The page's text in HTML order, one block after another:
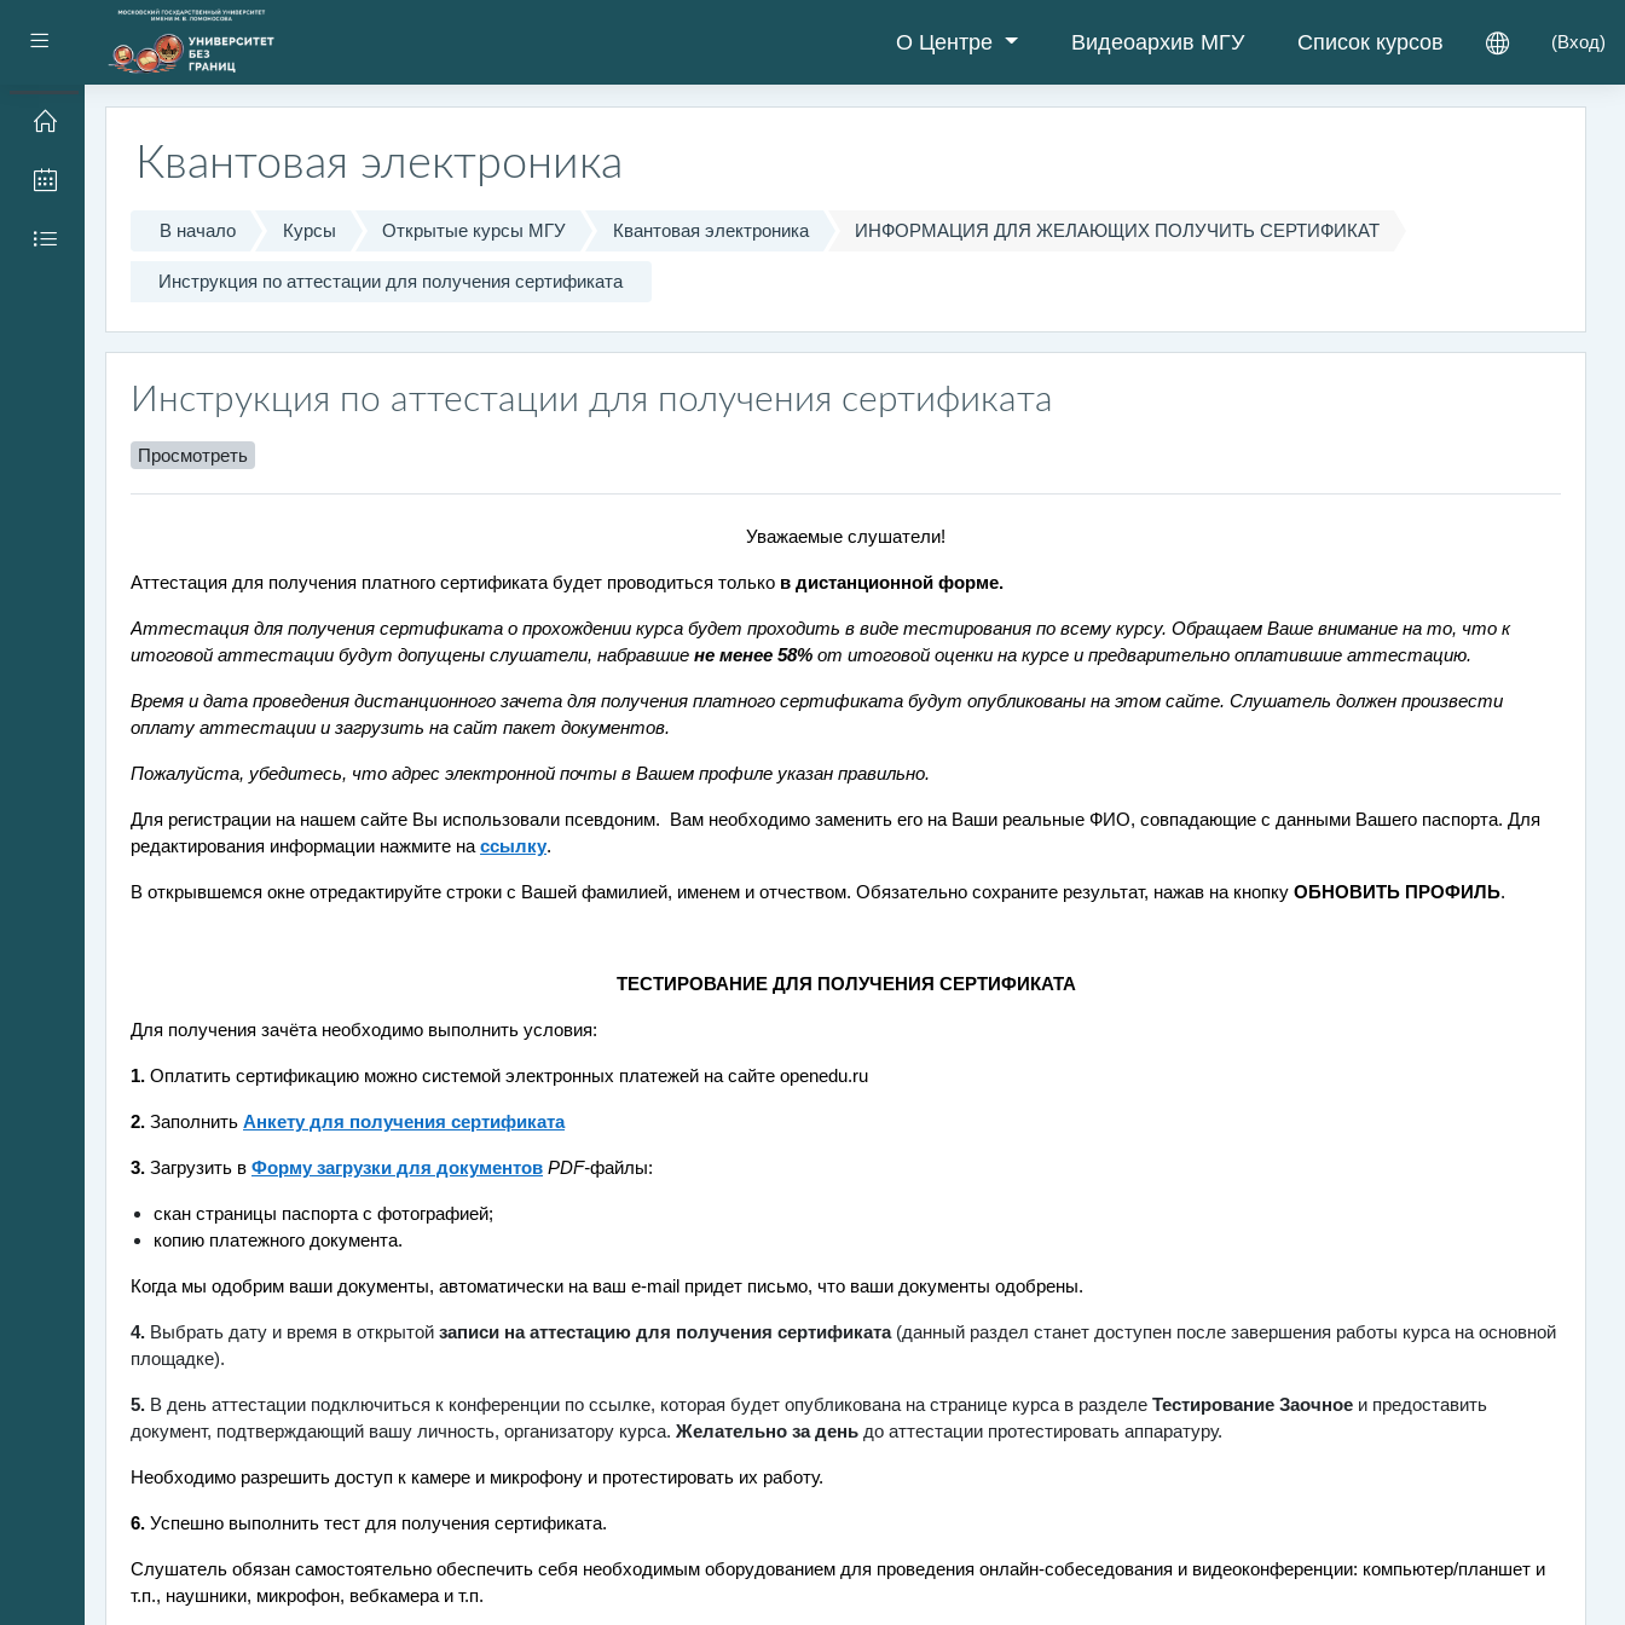
Боковая панель О Центре Видеоархив МГУ Список курсов (Вход)
Перейти к основному содержанию
Квантовая электроника
В начало Курсы Открытые курсы МГУ Квантовая электроника ИНФОРМАЦИЯ ДЛЯ ЖЕЛАЮЩИХ ПОЛУЧИТЬ СЕРТИФИКАТ
Инструкция по аттестации для получения сертификата
Инструкция по аттестации для получения сертификата
Просмотреть
Уважаемые слушатели!
Аттестация для получения платного сертификата будет проводиться только в дистанционной форме.
Аттестация для получения сертификата о прохождении курса будет проходить в виде тестирования по всему курсу. Обращаем Ваше внимание на то, что к
итоговой аттестации будут допущены слушатели, набравшие не менее 58% от итоговой оценки на курсе и предварительно оплатившие аттестацию.
Время и дата проведения дистанционного зачета для получения платного сертификата будут опубликованы на этом сайте. Слушатель должен произвести
оплату аттестации и загрузить на сайт пакет документов.
Пожалуйста, убедитесь, что адрес электронной почты в Вашем профиле указан правильно.
Для регистрации на нашем сайте Вы использовали псевдоним. Вам необходимо заменить его на Ваши реальные ФИО, совпадающие с данными Вашего паспорта. Для
редактирования информации нажмите на ссылку.
В открывшемся окне отредактируйте строки с Вашей фамилией, именем и отчеством. Обязательно сохраните результат, нажав на кнопку ОБНОВИТЬ ПРОФИЛЬ.
ТЕСТИРОВАНИЕ ДЛЯ ПОЛУЧЕНИЯ СЕРТИФИКАТА
Для получения зачёта необходимо выполнить условия:
1. Оплатить сертификацию можно системой электронных платежей на сайте openedu.ru
2. Заполнить Aнкету для получения сертификата
3. Загрузить в Форму загрузки для документов PDF-файлы:
скан страницы паспорта с фотографией;
копию платежного документа.
Когда мы одобрим ваши документы, автоматически на ваш e-mail придет письмо, что ваши документы одобрены.
4. Выбрать дату и время в открытой записи на аттестацию для получения сертификата (данный раздел станет доступен после завершения работы курса на основной
площадке).
5. В день аттестации подключиться к конференции по ссылке, которая будет опубликована на странице курса в разделе Тестирование Заочное и предоставить
документ, подтверждающий вашу личность, организатору курса. Желательно за день до аттестации протестировать аппаратуру.
Необходимо разрешить доступ к камере и микрофону и протестировать их работу.
6. Успешно выполнить тест для получения сертификата.
Слушатель обязан самостоятельно обеспечить себя необходимым оборудованием для проведения онлайн-собеседования и видеоконференции: компьютер/планшет и
т.п., наушники, микрофон, вебкамера и т.п.